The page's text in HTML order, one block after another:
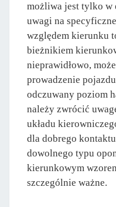
możliwa jest tylko w
uwagi na
względem kierunku
bieżnikiem
nieprawidłowo,
prowadzenie
odczuwany poziom
należy zwrócić
układu
dla dobrego
dowolnego typu
kierunkowym
szczególnie ważne.